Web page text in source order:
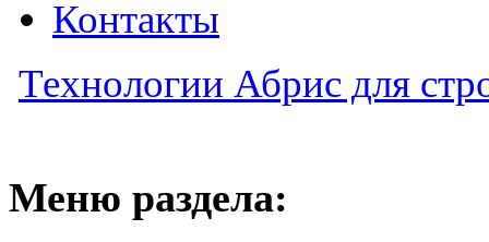
Контакты
Технологии Абрис для
Меню раздела: